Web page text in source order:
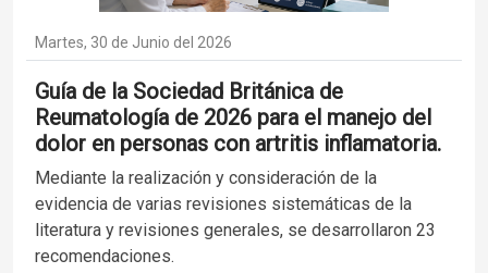
Martes, 30 de Junio del 2026
Guía de la Sociedad Británica de
Reumatología de 2026 para el manejo del
dolor en personas con artritis inflamatoria.
Mediante la realización y consideración de la
evidencia de varias revisiones sistemáticas de la
literatura y revisiones generales, se desarrollaron 23
recomendaciones.